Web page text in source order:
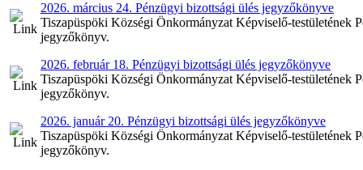
2026. március 24. Pénzügyi bizottsági ülés jegyzőkönyve
Tiszapüspöki Községi Önkormányzat Képviselő-testületének
jegyzőkönyv.
2026. február 18. Pénzügyi bizottsági ülés jegyzőkönyve
Tiszapüspöki Községi Önkormányzat Képviselő-testületének
jegyzőkönyv.
2026. január 20. Pénzügyi bizottsági ülés jegyzőkönyve
Tiszapüspöki Községi Önkormányzat Képviselő-testületének
jegyzőkönyv.